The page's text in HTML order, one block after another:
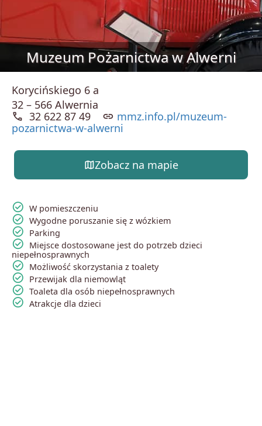
Muzeum Pożarnictwa w Alwerni
Korycińskiego 6 a
32 – 566 Alwernia
call 32 622 87 49 link mmz.info.pl/muzeum-
pozarnictwa-w-alwerni
mapZobacz na mapie
check_circle W pomieszczeniu
check_circle Wygodne poruszanie się z wózkiem
check_circle Parking
check_circle Miejsce dostosowane jest do potrzeb dzieci
niepełnosprawnych
check_circle Możliwość skorzystania z toalety
check_circle Przewijak dla niemowląt
check_circle Toaleta dla osób niepełnosprawnych
check_circle Atrakcje dla dzieci